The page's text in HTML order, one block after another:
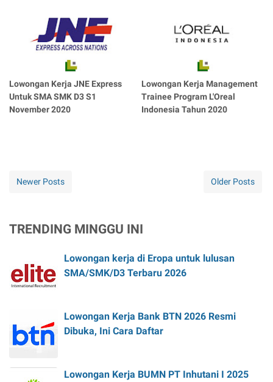
Lowongan Kerja JNE Express
Untuk SMA SMK D3 S1
November 2020
Lowongan Kerja Management
Trainee Program L'Oreal
Indonesia Tahun 2020
Newer Posts Older Posts
TRENDING MINGGU INI
Lowongan kerja di Eropa untuk lulusan
SMA/SMK/D3 Terbaru 2026
Lowongan Kerja Bank BTN 2026 Resmi
Dibuka, Ini Cara Daftar
Lowongan Kerja BUMN PT Inhutani I 2025